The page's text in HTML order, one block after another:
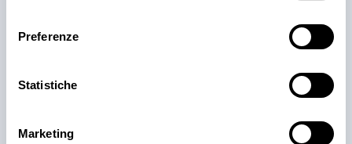
Preferenze
Statistiche
Marketing